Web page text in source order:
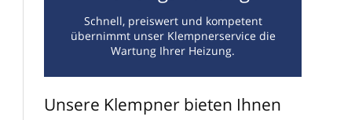
Schnell, preiswert und kompetent
übernimmt unser Klempnerservice die
Wartung Ihrer Heizung.
Unsere Klempner bieten Ihnen